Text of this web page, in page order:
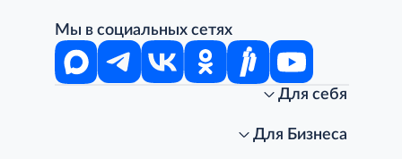
Мы в социальных сетях
Для себя
Стань клиентом METRO
Для Бизнеса